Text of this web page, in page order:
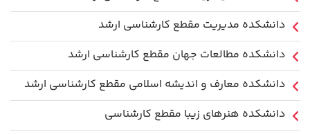
دانشکده مدیریت مقطع کارشناسی ارشد
دانشکده مطالعات جهان مقطع کارشناسی ارشد
دانشکده معارف و اندیشه اسلامی مقطع کارشناسی ارشد
دانشکده هنرهای زیبا مقطع کارشناسی